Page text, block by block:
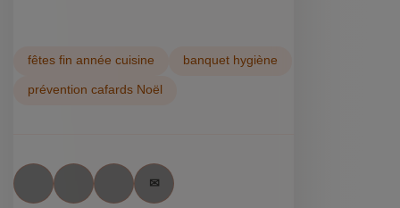
fêtes fin année cuisine banquet hygiène
prévention cafards Noël